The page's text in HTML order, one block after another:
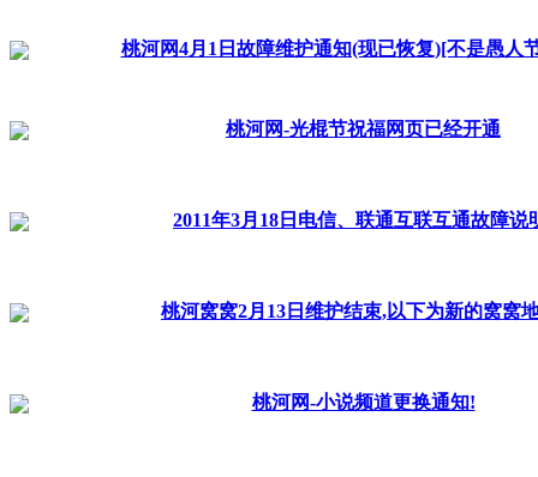
桃河网4月1日故障维护通知(现已恢复)[不是愚人
桃河网-光棍节祝福网页已经开通
2011年3月18日电信、联通互联互通故障说
桃河窝窝2月13日维护结束,以下为新的窝窝
桃河网-小说频道更换通知!